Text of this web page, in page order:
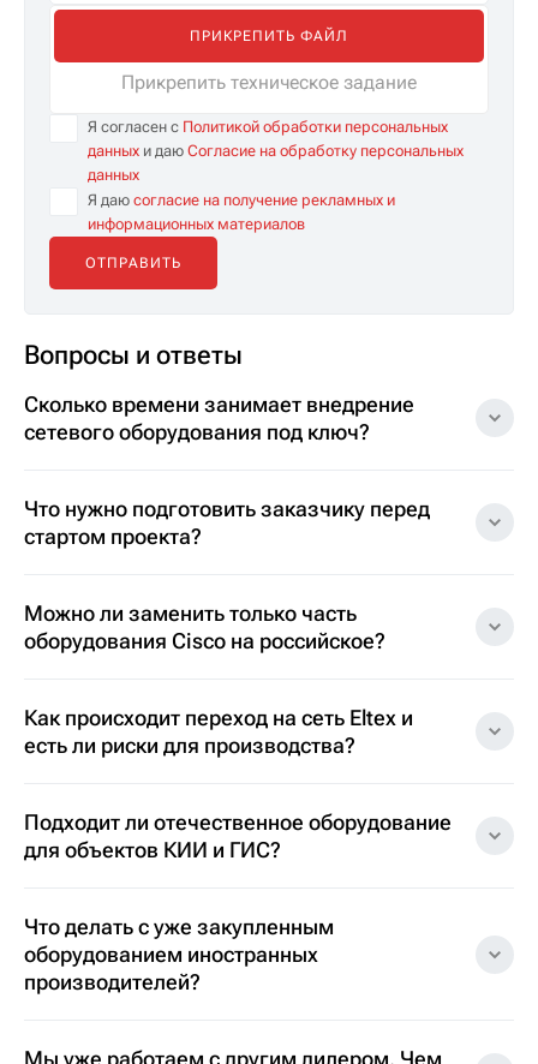
ПРИКРЕПИТЬ ФАЙЛ
Прикрепить техническое задание
Я согласен с Политикой обработки персональных
данных и даю Согласие на обработку персональных
данных
Я даю согласие на получение рекламных и
информационных материалов
Вопросы и ответы
Сколько времени занимает внедрение
сетевого оборудования под ключ?
Что нужно подготовить заказчику перед
стартом проекта?
Можно ли заменить только часть
оборудования Cisco на российское?
Как происходит переход на сеть Eltex и
есть ли риски для производства?
Подходит ли отечественное оборудование
для объектов КИИ и ГИС?
Что делать с уже закупленным
оборудованием иностранных
производителей?
Мы уже работаем с другим дилером. Чем